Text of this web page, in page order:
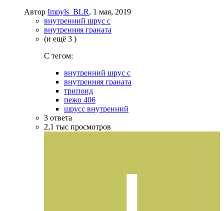
Автор Impyls_BLR, 1 мая, 2019
внутренний шрус с
внутренняя граната
(и ещё 3 )
C тегом:
внутренний шрус с
внутренняя граната
трипоид
пежо 406
шрусс внутренний
3 ответа
2,1 тыс просмотров